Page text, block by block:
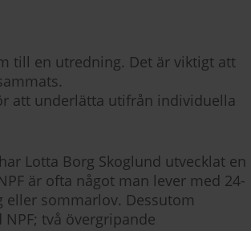
till en utredning. Det är viktigt att
att underlätta utifrån individuella
Lotta Borg Skoglund utvecklat en
är ofta något man lever med 24-
eller sommarlov. Dessutom
två övergripande